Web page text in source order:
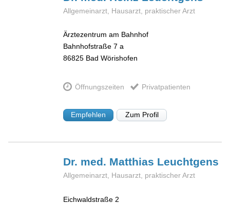
Allgemeinarzt, Hausarzt, praktischer Arzt
Ärztezentrum am Bahnhof
Bahnhofstraße 7 a
86825 Bad Wörishofen
Öffnungszeiten Privatpatienten
Empfehlen Zum Profil
Dr. med. Matthias Leuchtgens
Allgemeinarzt, Hausarzt, praktischer Arzt
Eichwaldstraße 2